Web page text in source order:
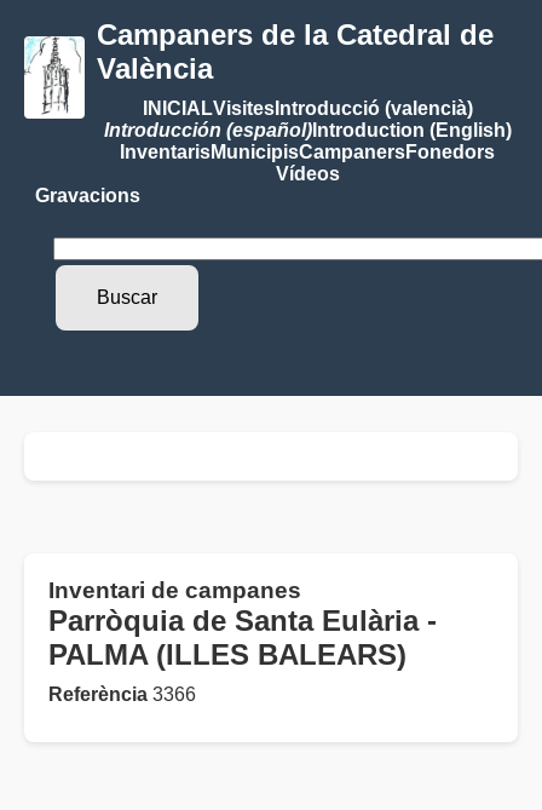
Campaners de la Catedral de
València
INICIALVisitesIntroducció (valencià)
Introducción (español)Introduction (English)
InventarisMunicipisCampanersFonedors
Vídeos
Gravacions
Inventari de campanes
Parròquia de Santa Eulària -
PALMA (ILLES BALEARS)
Referència 3366